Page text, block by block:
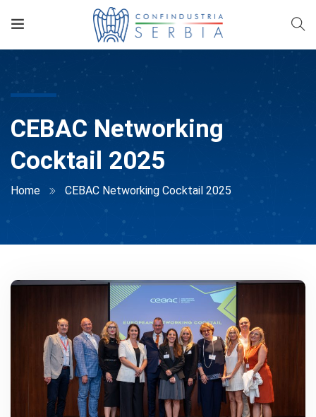
CEBAC Networking
Cocktail 2025
Home CEBAC Networking Cocktail 2025